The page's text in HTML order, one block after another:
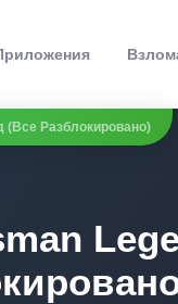
(Все Разблокировано)